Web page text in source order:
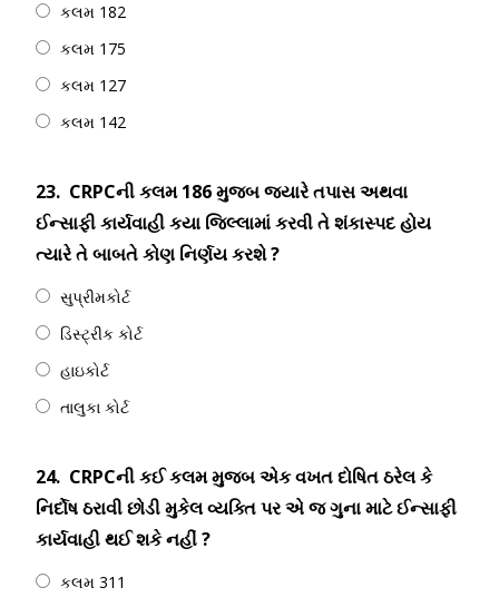
કલમ 182
કલમ 175
કલમ 127
કલમ 142
23. CRPCની કલમ 186 મુજબ જ્યારે તપાસ અથવા
ઈન્સાફી કાર્યવાહી કયા જિલ્લામાં કરવી તે શંકાસ્પદ હોય
ત્યારે તે બાબતે કોણ નિર્ણય કરશે ?
સુપ્રીમકોર્ટ
ડિસ્ટ્રીક કોર્ટ
હાઇકોર્ટ
તાલુકા કોર્ટ
24. CRPCની કઈ કલમ મુજબ એક વખત દોષિત ઠરેલ કે
નિર્દોષ ઠરાવી છોડી મુકેલ વ્યક્તિ પર એ જ ગુના માટે ઈન્સાફી
કાર્યવાહી થઈ શકે નહીં ?
કલમ 311